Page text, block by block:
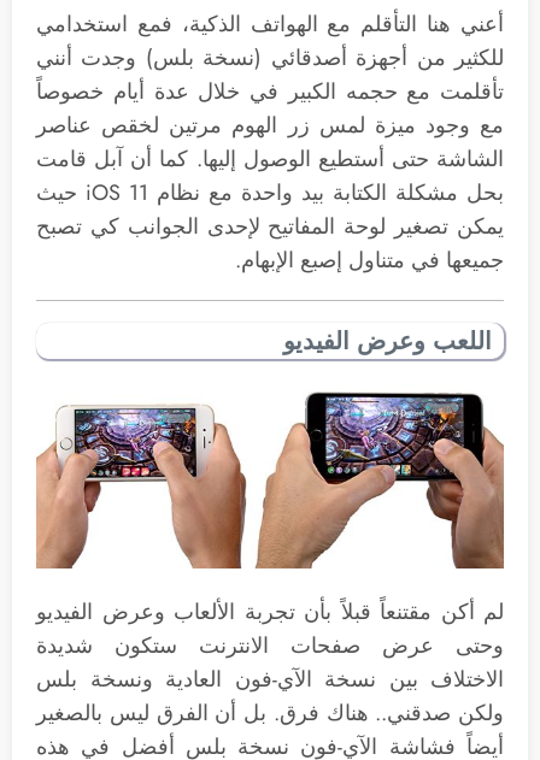
أعني هنا التأقلم مع الهواتف الذكية، فمع استخدامي
للكثير من أجهزة أصدقائي (نسخة بلس) وجدت أنني
تأقلمت مع حجمه الكبير في خلال عدة أيام خصوصاً
مع وجود ميزة لمس زر الهوم مرتين لخقص عناصر
الشاشة حتى أستطيع الوصول إليها. كما أن آبل قامت
بحل مشكلة الكتابة بيد واحدة مع نظام iOS 11 حيث
يمكن تصغير لوحة المفاتيح لإحدى الجوانب كي تصبح
جميعها في متناول إصبع الإبهام.
اللعب وعرض الفيديو
لم أكن مقتنعاً قبلاً بأن تجربة الألعاب وعرض الفيديو
وحتى عرض صفحات الانترنت ستكون شديدة
الاختلاف بين نسخة الآي-فون العادية ونسخة بلس
ولكن صدقني.. هناك فرق. بل أن الفرق ليس بالصغير
أيضاً فشاشة الآي-فون نسخة بلس أفضل في هذه